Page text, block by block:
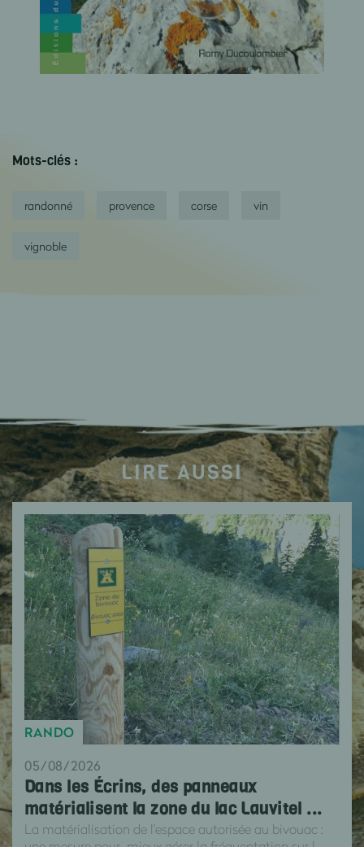
Mots-clés :
randonné provence corse vin
vignoble
LIRE AUSSI
RANDO
05/08/2026
Dans les Écrins, des panneaux
matérialisent la zone du lac Lauvitel ...
La matérialisation de l'espace autorisée au bivouac :